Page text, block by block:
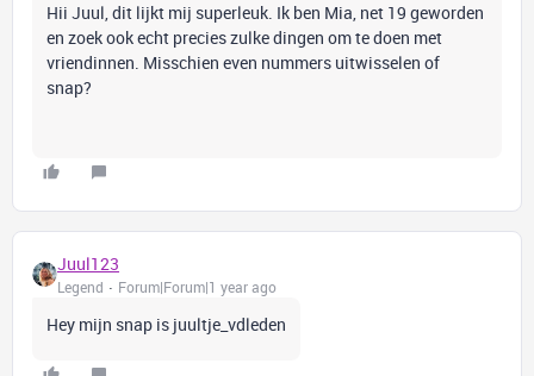
Hii Juul, dit lijkt mij superleuk. Ik ben Mia, net 19 geworden
en zoek ook echt precies zulke dingen om te doen met
vriendinnen. Misschien even nummers uitwisselen of
snap?
Juul123
Legend Forum|Forum|1 year ago
Hey mijn snap is juultje_vdleden